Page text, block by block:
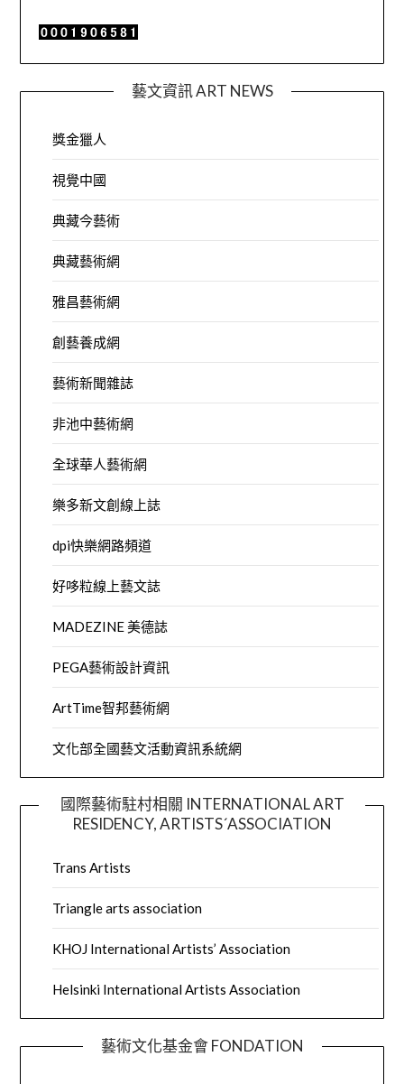
藝文資訊 ART NEWS
獎金獵人
視覺中國
典藏今藝術
典藏藝術網
雅昌藝術網
創藝養成網
藝術新聞雜誌
非池中藝術網
全球華人藝術網
樂多新文創線上誌
dpi快樂網路頻道
好哆粒線上藝文誌
MADEZINE 美德誌
PEGA藝術設計資訊
ArtTime智邦藝術網
文化部全國藝文活動資訊系統網
國際藝術駐村相關 INTERNATIONAL ART
RESIDENCY, ARTISTS´ASSOCIATION
Trans Artists
Triangle arts association
KHOJ International Artists’ Association
Helsinki International Artists Association
藝術文化基金會 FONDATION